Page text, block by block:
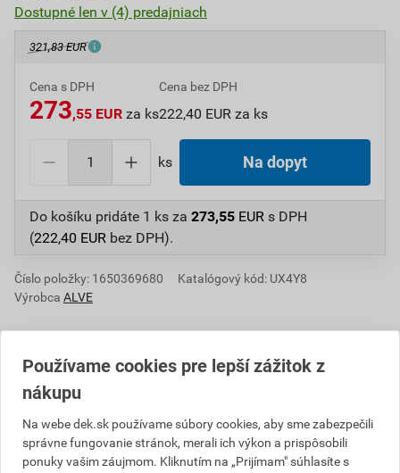
Dostupné len v (4) predajniach
321,83 EUR
Cena s DPH
273,55 EUR za ks
Cena bez DPH
222,40 EUR za ks
ks Na dopyt
Do košíku pridáte 1 ks za 273,55 EUR s DPH
(222,40 EUR bez DPH).
Číslo položky: 1650369680
Katalógový kód: UX4Y8
Výrobca ALVE
Informácie o cene
Aktuálna predajná cena po zľave 15% z cenníkovej
ceny
Používame cookies pre lepší zážitok z
nákupu
Na webe dek.sk používame súbory cookies, aby sme zabezpečili
správne fungovanie stránok, merali ich výkon a prispôsobili
ponuky vašim záujmom. Kliknutím na „Prijímam" súhlasíte s